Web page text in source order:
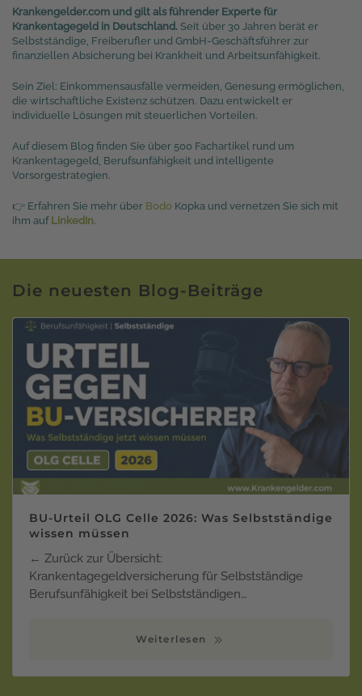
Krankengelder.com und gilt als führender Experte für
Krankentagegeld in Deutschland. Seit über 30 Jahren berät er
Selbstständige, Freiberufler und GmbH-Geschäftsführer zur
finanziellen Absicherung bei Krankheit und Arbeitsunfähigkeit.
Sein Ziel: Einkommensausfälle vermeiden, Genesung ermöglichen,
die wirtschaftliche Existenz schützen. Dazu entwickelt er
individuelle Lösungen mit steuerlichen Vorteilen.
Auf diesem Blog finden Sie über 500 Fachartikel rund um
Krankentagegeld, Berufsunfähigkeit und intelligente
Vorsorgestrategien.
👉 Erfahren Sie mehr über Bodo Kopka und vernetzen Sie sich mit
ihm auf LinkedIn.
Die neuesten Blog-Beiträge
BU-Urteil OLG Celle 2026: Was Selbstständige
wissen müssen
← Zurück zur Übersicht:
Krankentagegeldversicherung für Selbstständige
Berufsunfähigkeit bei Selbstständigen…
Weiterlesen